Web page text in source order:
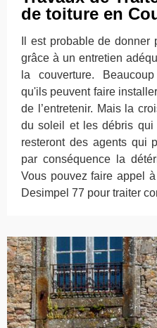
de toiture en
Il est probable de donner
grâce à un entretien
la couverture.
qu'ils peuvent faire
de l’entretenir. Mais la
du soleil et les débris qui
resteront des agents qui
par conséquence la
Vous pouvez faire appel
Desimpel 77 pour traiter